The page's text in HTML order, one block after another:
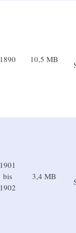
1890 10,5 MB
1901
bis
1902
3,4 MB